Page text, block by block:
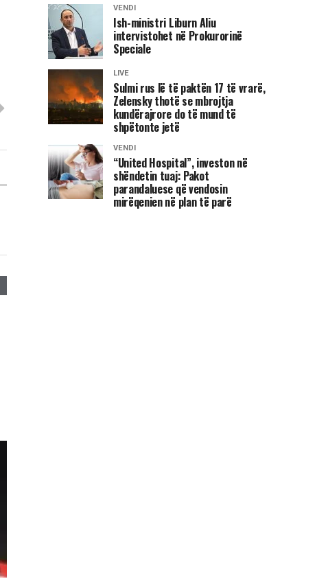
VENDI
Ish-ministri Liburn Aliu
intervistohet në Prokurorinë
Speciale
LIVE
Sulmi rus lë të paktën 17 të vrarë,
Zelensky thotë se mbrojtja
kundërajrore do të mund të
shpëtonte jetë
VENDI
“United Hospital”, investon në
shëndetin tuaj: Pakot
parandaluese që vendosin
mirëqenien në plan të parë